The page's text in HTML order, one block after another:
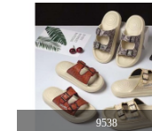
9538